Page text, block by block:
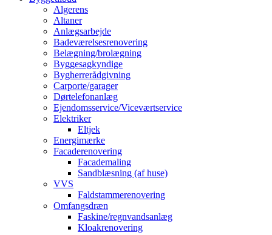
Algerens
Altaner
Anlægsarbejde
Badeværelsesrenovering
Belægning/brolægning
Byggesagkyndige
Bygherrerådgivning
Carporte/garager
Dørtelefonanlæg
Ejendomsservice/Viceværtservice
Elektriker
Eltjek
Energimærke
Facaderenovering
Facademaling
Sandblæsning (af huse)
VVS
Faldstammerenovering
Omfangsdræn
Faskine/regnvandsanlæg
Kloakrenovering